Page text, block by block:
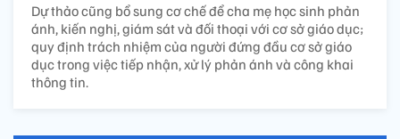
Dự thảo cũng bổ sung cơ chế để cha mẹ học sinh phản
ánh, kiến nghị, giám sát và đối thoại với cơ sở giáo dục;
quy định trách nhiệm của người đứng đầu cơ sở giáo
dục trong việc tiếp nhận, xử lý phản ánh và công khai
thông tin.